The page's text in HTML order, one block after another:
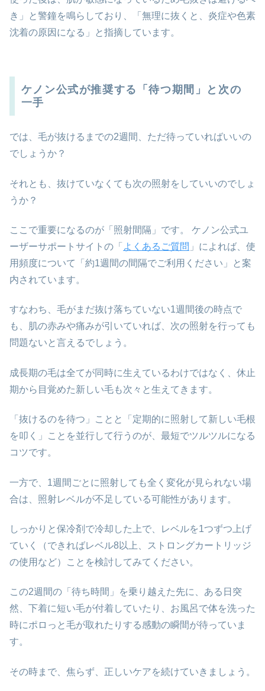
き」と警鐘を鳴らしており、「無理に抜くと、炎症や色素
沈着の原因になる」と指摘しています。
ケノン公式が推奨する「待つ期間」と次の
一手
では、毛が抜けるまでの2週間、ただ待っていればいいの
でしょうか？
それとも、抜けていなくても次の照射をしていいのでしょ
うか？
ここで重要になるのが「照射間隔」です。 ケノン公式ユ
ーザーサポートサイトの「 よくあるご質問 」によれば、使
用頻度について「約1週間の間隔でご利用ください」と案
内されています。
すなわち、毛がまだ抜け落ちていない1週間後の時点で
も、肌の赤みや痛みが引いていれば、次の照射を行っても
問題ないと言えるでしょう。
成長期の毛は全てが同時に生えているわけではなく、休止
期から目覚めた新しい毛も次々と生えてきます。
「抜けるのを待つ」ことと「定期的に照射して新しい毛根
を叩く」ことを並行して行うのが、最短でツルツルになる
コツです。
一方で、1週間ごとに照射しても全く変化が見られない場
合は、照射レベルが不足している可能性があります。
しっかりと保冷剤で冷却した上で、レベルを1つずつ上げ
ていく（できればレベル8以上、ストロングカートリッジ
の使用など）ことを検討してみてください。
この2週間の「待ち時間」を乗り越えた先に、ある日突
然、下着に短い毛が付着していたり、お風呂で体を洗った
時にポロっと毛が取れたりする感動の瞬間が待っていま
す。
その時まで、焦らず、正しいケアを続けていきましょう。